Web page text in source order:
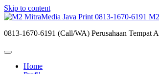
Skip to content
0813-1670-6191 (Call/WA) Perusahaan Tempat
Home